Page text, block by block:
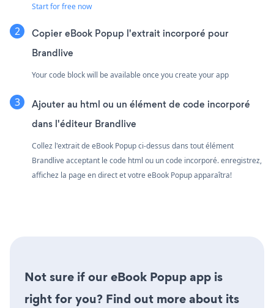
Start for free now
Copier eBook Popup l'extrait incorporé pour
Brandlive
Your code block will be available once you create your app
Ajouter au html ou un élément de code incorporé
dans l'éditeur Brandlive
Collez l'extrait de eBook Popup ci-dessus dans tout élément
Brandlive acceptant le code html ou un code incorporé. enregistrez,
affichez la page en direct et votre eBook Popup apparaîtra!
Not sure if our eBook Popup app is
right for you? Find out more about its